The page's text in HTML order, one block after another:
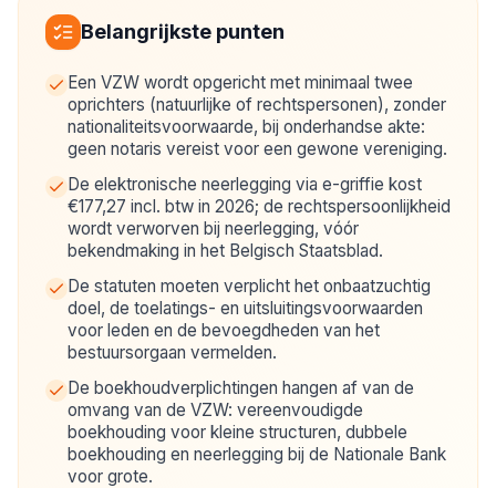
Belangrijkste punten
Een VZW wordt opgericht met minimaal twee
oprichters (natuurlijke of rechtspersonen), zonder
nationaliteitsvoorwaarde, bij onderhandse akte:
geen notaris vereist voor een gewone vereniging.
De elektronische neerlegging via e-griffie kost
€177,27 incl. btw in 2026; de rechtspersoonlijkheid
wordt verworven bij neerlegging, vóór
bekendmaking in het Belgisch Staatsblad.
De statuten moeten verplicht het onbaatzuchtig
doel, de toelatings- en uitsluitingsvoorwaarden
voor leden en de bevoegdheden van het
bestuursorgaan vermelden.
De boekhoudverplichtingen hangen af van de
omvang van de VZW: vereenvoudigde
boekhouding voor kleine structuren, dubbele
boekhouding en neerlegging bij de Nationale Bank
voor grote.